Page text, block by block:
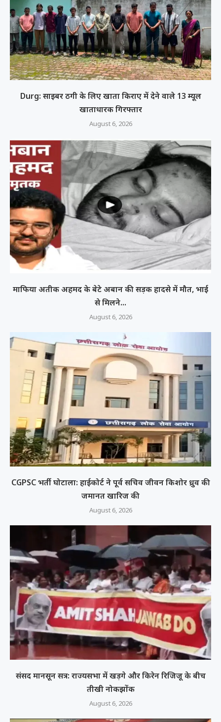
Durg: साइबर ठगी के लिए खाता किराए में देने वाले 13 म्यूल
खाताधारक गिरफ्तार
August 6, 2026
माफिया अतीक अहमद के बेटे अबान की सड़क हादसे में मौत, भाई
से मिलने...
August 6, 2026
CGPSC भर्ती घोटाला: हाईकोर्ट ने पूर्व सचिव जीवन किशोर ध्रुव की
जमानत खारिज की
August 6, 2026
संसद मानसून सत्र: राज्यसभा में खड़गे और किरेन रिजिजू के बीच
तीखी नोकझोंक
August 6, 2026